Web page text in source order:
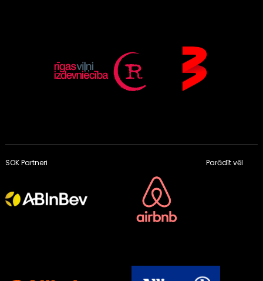
SOK Partneri Parādīt vēl